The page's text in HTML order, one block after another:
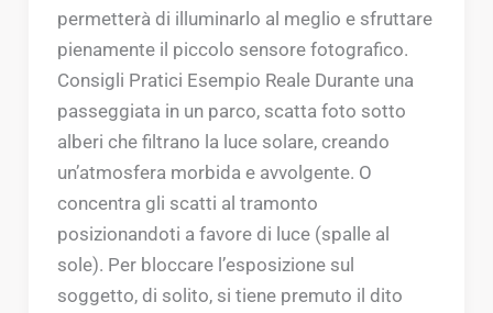
permetterà di illuminarlo al meglio e sfruttare
pienamente il piccolo sensore fotografico.
Consigli Pratici Esempio Reale Durante una
passeggiata in un parco, scatta foto sotto
alberi che filtrano la luce solare, creando
un’atmosfera morbida e avvolgente. O
concentra gli scatti al tramonto
posizionandoti a favore di luce (spalle al
sole). Per bloccare l’esposizione sul
soggetto, di solito, si tiene premuto il dito